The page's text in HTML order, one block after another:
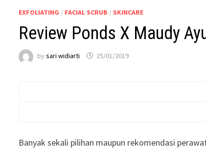
EXFOLIATING / FACIAL SCRUB / SKINCARE
Review Ponds X Maudy
bysari widiarti 25/01/2019
Banyak sekali pilihan maupun rekomendasi